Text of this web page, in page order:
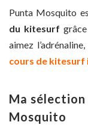
Punta Mosquito
du kitesurf
aimez
cours de kitesurf
Ma
Mosquito